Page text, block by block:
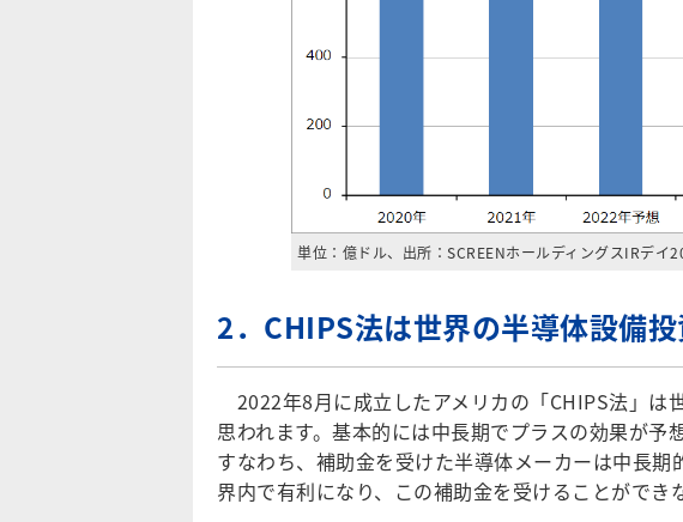
単位：億ドル、出所：SCREENホールディングスIRデイ
2．CHIPS法は世界の半導体設備
2022年8月に成立したアメリカの「CHIPS法」は
思われます。基本的には中長期でプラスの効果が予
すなわち、補助金を受けた半導体メーカーは中長
界内で有利になり、この補助金を受けることができ